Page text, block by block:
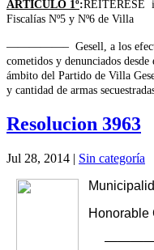
ARTICULO 1º:REITERESE
Fiscalías Nº5 y Nº6 de Villa
—————– Gesell, a los
cometidos y denunciados
ámbito del Partido de Villa
y cantidad de armas
Resolucion 3963
Jul 28, 2014 | Sin categoría
Honorable